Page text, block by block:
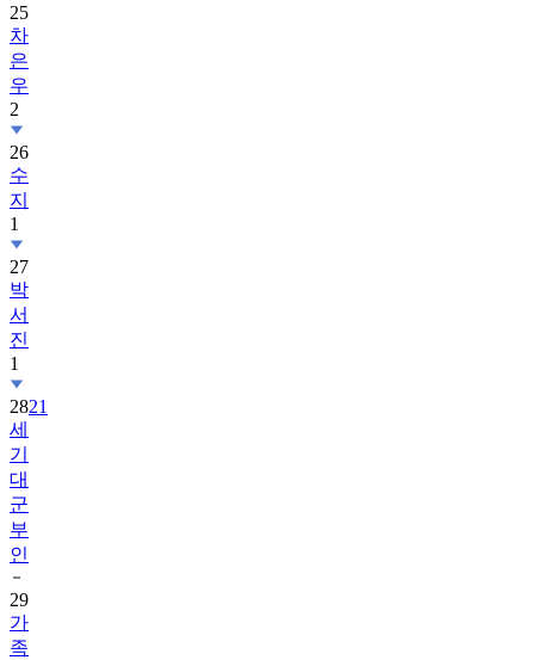
25
차
은
우
2
26
수
지
1
27
박
서
진
1
2821
세
기
대
군
부
인
29
가
족